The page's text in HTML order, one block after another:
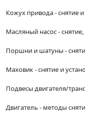
Кожух привода - снятие и
Масляный насос -
Поршни и шатуны -
Маховик - снятие и
Подвесы двигателя/
Двигатель - методы